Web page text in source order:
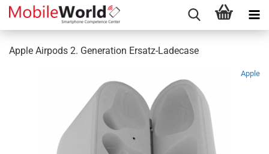
Apple Airpods 2. Generation Ersatz-Ladecase
Apple